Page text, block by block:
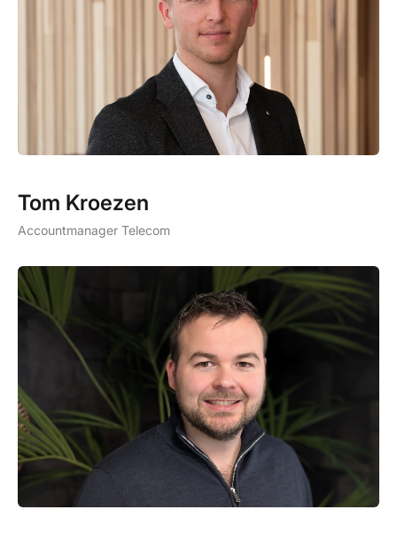
Tom Kroezen
Accountmanager Telecom